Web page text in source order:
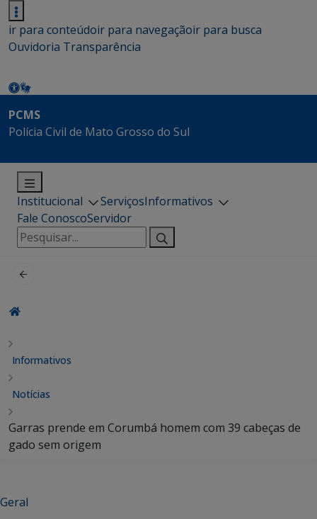
ir para conteúdoir para navegaçãoir para busca
Ouvidoria Transparência
PCMS
Polícia Civil de Mato Grosso do Sul
Institucional ServiçosInformativos
Fale ConoscoServidor
Pesquisar
por:
Informativos
Notícias
Garras prende em Corumbá homem com 39 cabeças de
gado sem origem
Geral